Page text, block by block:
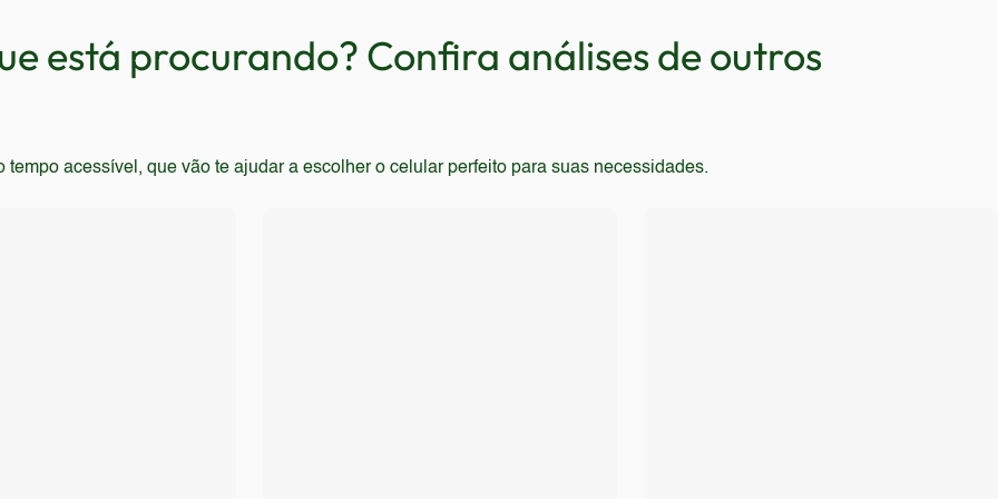
está procurando? Confira análises de outros
acessível, que vão te ajudar a escolher o celular perfeito para suas necessidades.